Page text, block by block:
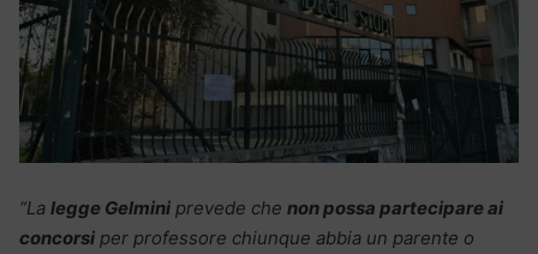
“La legge Gelmini prevede che non possa partecipare ai
concorsi per professore chiunque abbia un parente o